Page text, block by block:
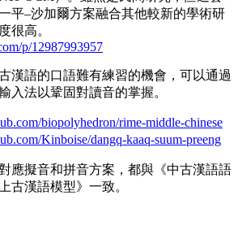
平–沙加爾方案融合其他較新的學術研
很高。
p/12987993957
漢語的口語難有練習的機會，可以通過
入法以鞏固對讀音的掌握。
biopolyhedron/rime-middle-chinese
Kinboise/dangq-kaaq-suum-preeng
應擬音和拼音方案，都與《中古漢語語
古漢語模型》一致。